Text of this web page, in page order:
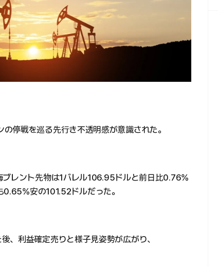
停戦を巡る先行き不透明感が意識された。
レント先物は1バレル106.95ドルと前日比0.76%
安の101.52ドルだった。
、利益確定売りと様子見姿勢が広がり、